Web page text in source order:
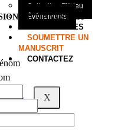
Collection Filbleu
Évènements
NOS OEUVRES
SOUMETTRE UN
MANUSCRIT
CONTACTEZ
X
DU MANUSCRIT